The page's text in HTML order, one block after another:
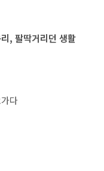
, 팔딱거리던 생활
다